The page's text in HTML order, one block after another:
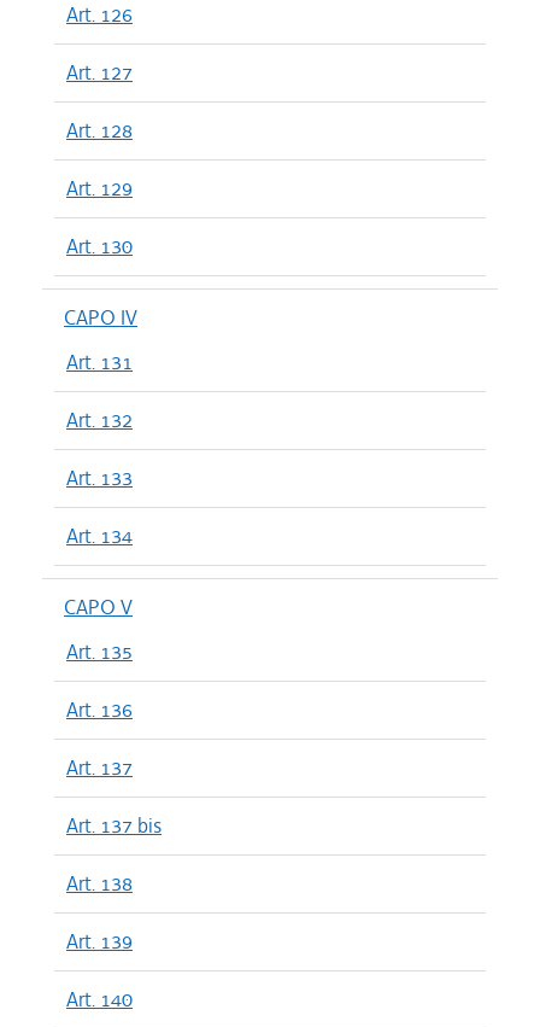
Art. 126
Art. 127
Art. 128
Art. 129
Art. 130
CAPO IV
Art. 131
Art. 132
Art. 133
Art. 134
CAPO V
Art. 135
Art. 136
Art. 137
Art. 137 bis
Art. 138
Art. 139
Art. 140